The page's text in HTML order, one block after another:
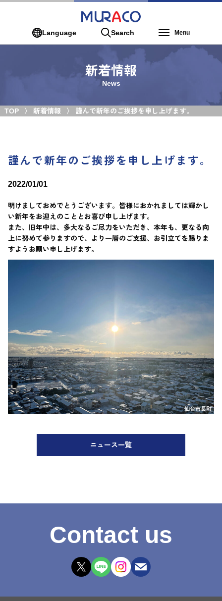
Language Search Menu
新着情報
News
TOP 新着情報 謹んで新年のご挨拶を申し上げます。
謹んで新年のご挨拶を申し上げます。
2022/01/01
明けましておめでとうございます。皆様におかれましては輝かし
い新年をお迎えのこととお喜び申し上げます。
また、旧年中は、多大なるご尽力をいただき、本年も、更なる向
上に努めて参りますので、より一層のご支援、お引立てを賜りま
すようお願い申し上げます。
ニュース一覧
Contact us